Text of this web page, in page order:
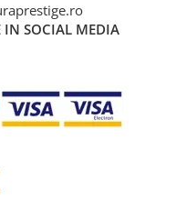
IN SOCIAL MEDIA